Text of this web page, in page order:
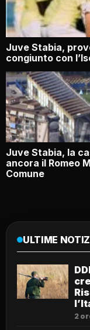
Juve Stabia,
congiunto con
Juve Stabia, la
ancora il Romeo
Comune
ULTIME
2